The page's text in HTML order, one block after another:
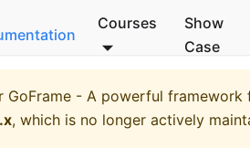
Courses
Show
Case
GoFrame - A powerful
, which is no longer actively